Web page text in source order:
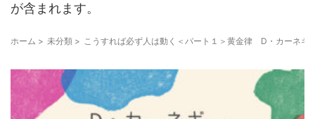
が含まれます。
ホーム > 未分類 > こうすれば必ず人は動く＜パート１＞黄金律 D・カーネギ